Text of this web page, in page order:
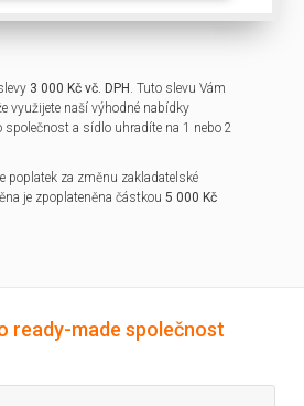
3 000 Kč vč. DPH . Tuto slevu Vám
využijete naší výhodné nabídky
a sídlo uhradíte na 1 nebo 2
poplatek za změnu zakladatelské
je zpoplateněna částkou5 000 Kč
ready-made společnost